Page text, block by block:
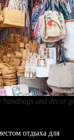
and decor
отдыха для